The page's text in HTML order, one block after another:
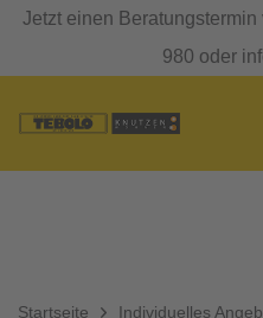
Jetzt einen
980 oder
Startseite Individuelles